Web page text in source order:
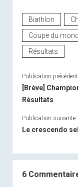
Biathlon
Coupe du
Résultats
Publication
[Brève]
Résultats
Publication suivante
Le crescendo
6